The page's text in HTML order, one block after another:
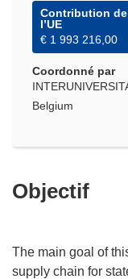
Contribution de
l’UE
€ 1 993 216,00
Coordonné par
Belgium
Objectif
The main goal of
supply chain for